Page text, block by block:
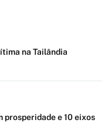
na Tailândia
prosperidade e 10 eixos